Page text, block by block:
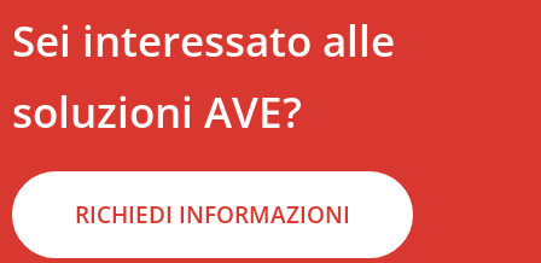
Sei interessato alle
soluzioni AVE?
RICHIEDI INFORMAZIONI